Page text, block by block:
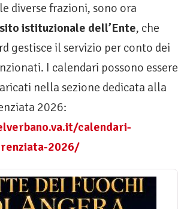
diverse frazioni, sono ora
istituzionale dell’Ente, che
gestisce il servizio per conto dei
I calendari possono essere
nella sezione dedicata alla
2026:
calendari-
2026/